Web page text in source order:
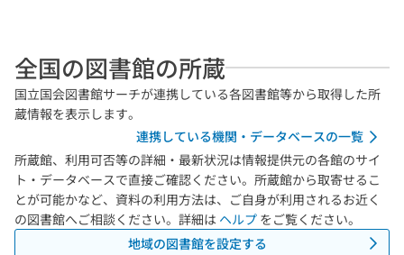
全国の図書館の所蔵
国立国会図書館サーチが連携している各図書館等から取得した所
蔵情報を表示します。
連携している機関・データベースの一覧
所蔵館、利用可否等の詳細・最新状況は情報提供元の各館のサイ
ト・データベースで直接ご確認ください。所蔵館から取寄せるこ
とが可能かなど、資料の利用方法は、ご自身が利用されるお近く
の図書館へご相談ください。詳細は ヘルプ をご覧ください。
地域の図書館を設定する